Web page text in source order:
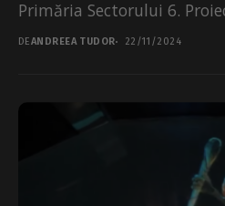
Primăria Sectorului 6.
amenajarea de insule...
DEANDREEA TUDOR 22/11/2024